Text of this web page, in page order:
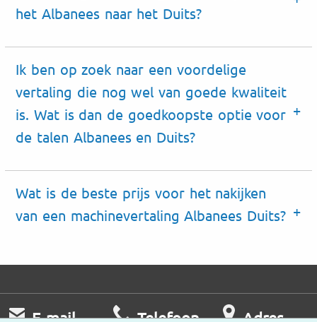
het Albanees naar het Duits?
Ik ben op zoek naar een voordelige
vertaling die nog wel van goede kwaliteit
is. Wat is dan de goedkoopste optie voor
de talen Albanees en Duits?
Wat is de beste prijs voor het nakijken
van een machinevertaling Albanees Duits?
E-mail Telefoon Adres